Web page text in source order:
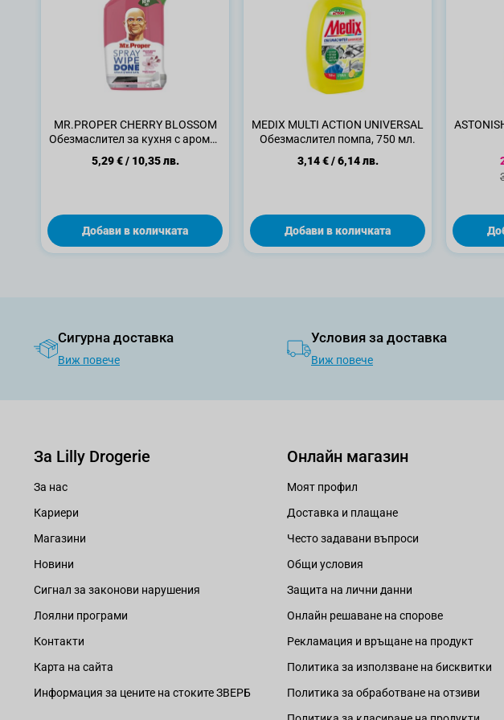
MR.PROPER CHERRY BLOSSOM
Обезмаслител за кухня с аромат
5,29 €/ 10,35 лв.
Добави в количката
MEDIX MULTI ACTION UNIVERSAL
Обезмаслител помпа, 750 мл.
3,14 €/6,14 лв.
Добави в количката
Сигурна доставка
Виж повече
Условия за доставка
Виж повече
За Lilly Drogerie
За нас
Кариери
Магазини
Новини
Сигнал за законови нарушения
Лоялни програми
Контакти
Карта на сайта
Информация за цените на стоките ЗВЕРБ
Онлайн магазин
Моят профил
Доставка и плащане
Често задавани въпроси
Общи условия
Защита на лични данни
Онлайн решаване на спорове
Рекламация и връщане на продукт
Политика за използване на бисквитки
Политика за обработване на отзиви